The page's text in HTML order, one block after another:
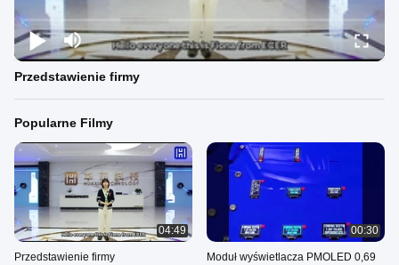
Przedstawienie firmy
Popularne Filmy
04:49
Przedstawienie firmy
00:30
Moduł wyświetlacza PMOLED 0,69